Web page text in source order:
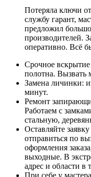
Потеряла ключи
службу гарант,
предложил
производителей.
оперативно. Всё
Срочное вскрытие
полотна. Вызвать
Замена личинки:
минут.
Ремонт
Работаем с
стальную,
Оставляйте
отправиться по
оформления
выходные. В
адрес и области в
При себе у